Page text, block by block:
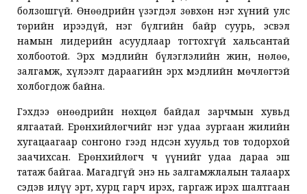
болзошгүй. Өнөөдрийн үзэгдэл зөвхөн нэг хүний улс
төрийн ирээдүй, нэг бүлгийн байр суурь, эсвэл
намын лидерийн асуудлаар тогтохгүй хальсантай
холбоотой. Эрх мэдлийн бүлэглэлийн жин, нөлөө,
залгамж, хүлээлт дараагийн эрх мэдлийн мөчлөгтэй
холбогдож байна.
Гэхдээ өнөөдрийн нөхцөл байдал зарчмын хувьд
ялгаатай. Ерөнхийлөгчийг нэг удаа зургаан жилийн
хугацаагаар сонгоно гээд Үндсэн хуульд тов тодорхой
заачихсан. Ерөнхийлөгч ч үүнийг удаа дараа эш
татаж байгаа. Магадгүй энэ нь залгамжлалын талаарх
сэдэв илүү эрт, хурц гарч ирэх, гаргаж ирэх шалтгаан